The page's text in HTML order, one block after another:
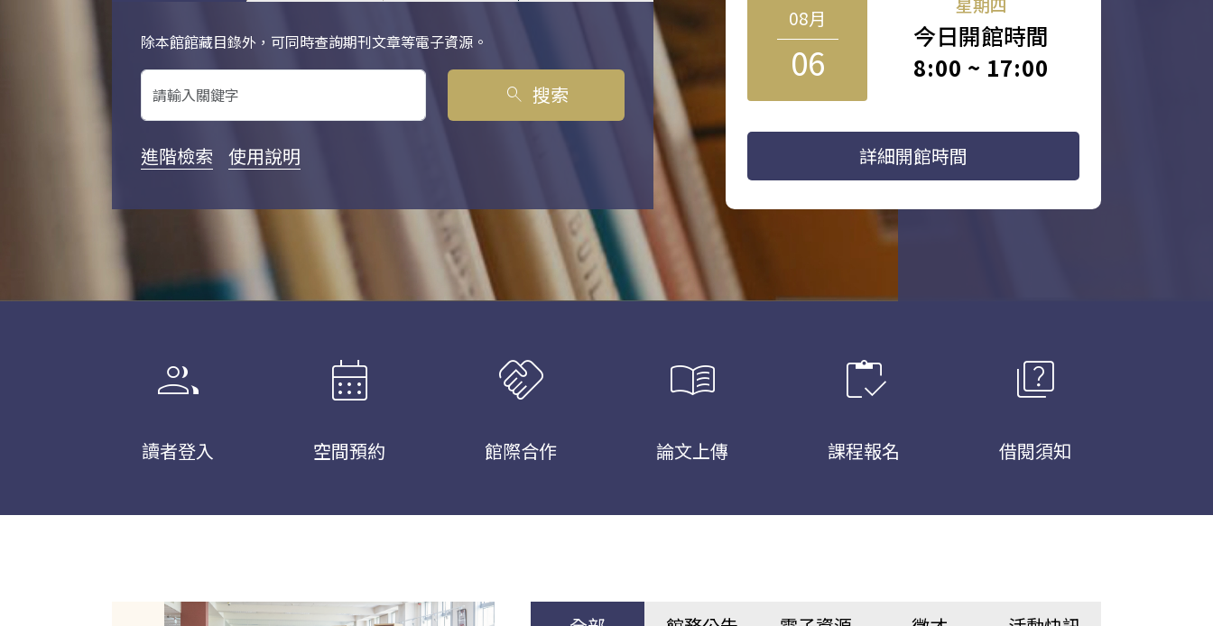
除本館館藏目錄外，可同時查詢期刊文章等電子資源。
關鍵字搜尋
search 搜索
進階檢索 使用說明
08月
06
今日開館時間
8:00 ~ 17:00
詳細開館時間
group
讀者登入
calendar_month
空間預約
handshake
館際合作
menu_book
論文上傳
inventory
課程報名
quiz
借閱須知